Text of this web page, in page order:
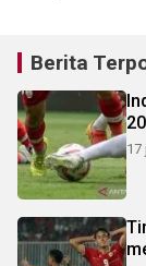
Berita
17